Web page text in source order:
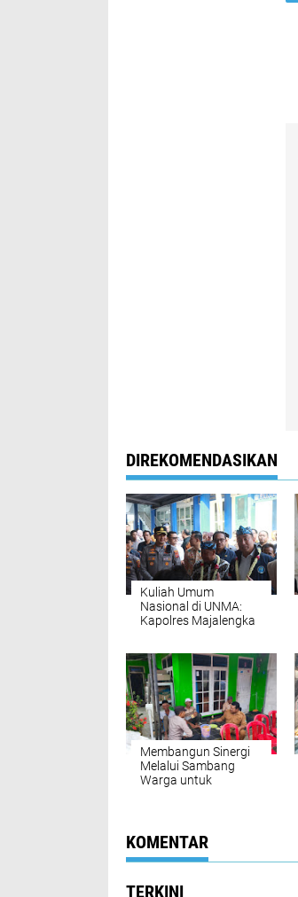
DIREKOMENDASIKAN
Kuliah Umum
Nasional di UNMA:
Kapolres Majalengka
Penting
Pemberantasan
Narkoba
Membangun Sinergi
Melalui Sambang
Warga untuk
KOMENTAR
TERKINI